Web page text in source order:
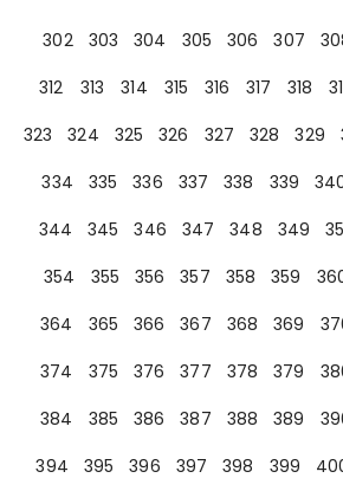
302
303 304 305 306 307
312
313 314 315 316 317 318
323
324 325 326 327 328 329
334
335 336 337 338 339
344
345 346 347 348 349
354
355 356 357 358 359
364
365 366 367 368 369
374
375 376 377 378 379
384
385 386 387 388 389
394
395 396 397 398 399